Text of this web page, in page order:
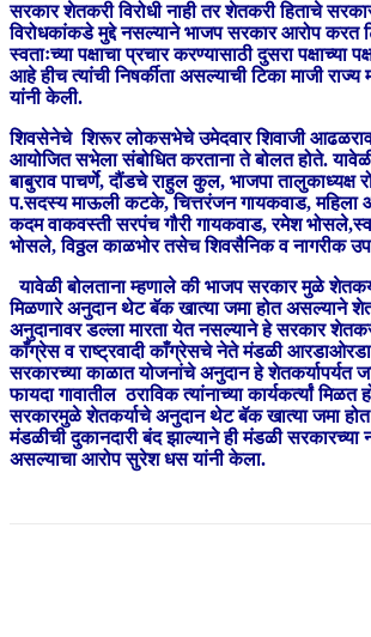
सरकार शेतकरी विरोधी नाही तर शेतकरी हिताचे
विरोधकांकडे मुद्दे नसल्याने भाजप सरकार आरोप करत
स्वताःच्या पक्षाचा प्रचार करण्यासाठी दुसरा पक्षाच्या
आहे हीच त्यांची निषर्कीता असल्याची टिका माजी
यांनी केली.
शिवसेनेचे शिरूर लोकसभेचे उमेदवार शिवाजी आढळराव
आयोजित सभेला संबोधित करताना ते बोलत होते.
बाबुराव पाचर्णे, दौंडचे राहुल कुल, भाजपा तालुकाध्यक्ष
प.सदस्य माऊली कटके, चित्तरंजन गायकवाड, महिला
कदम वाकवस्ती सरपंच गौरी गायकवाड, रमेश
भोसले, विठ्ठल काळभोर तसेच शिवसैनिक व नागरीक
यावेळी बोलताना म्हणाले की भाजप सरकार मुळे
मिळणारे अनुदान थेट बॅक खात्या जमा होत असल्याने
अनुदानावर डल्ला मारता येत नसल्याने हे सरकार
काँग्रेस व राष्ट्रवादी काँग्रेसचे नेते मंडळी
सरकारच्या काळात योजनांचे अनुदान हे शेतकर्यापर्यत
फायदा गावातील ठराविक त्यांनाच्या कार्यकर्त्यां मिळत
सरकारमुळे शेतकर्याचे अनुदान थेट बॅक खात्या जमा
मंडळीची दुकानदारी बंद झाल्याने ही मंडळी सरकारच्या
असल्याचा आरोप सुरेश धस यांनी केला.